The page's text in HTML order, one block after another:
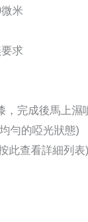
米
求
，完成後馬上濕
勻的啞光狀態)
此查看詳細列表)